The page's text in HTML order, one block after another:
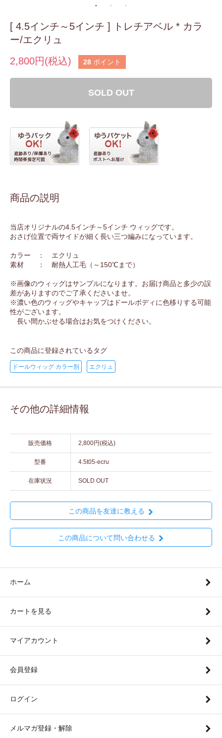
[ 4.5インチ～5インチ ] トレチアベル * カラ
ー/エクリュ
2,800円(税込)
28 ポイント
SOLD OUT
商品の説明
当店オリジナルの4.5インチ～5インチ ウィッグです。
おさげ位置で両サイドが細く長い三つ編みになっています。
カラー ： エクリュ
素材 ： 耐熱人工毛（～150℃まで）
※画像のウィッグはサンプルになります。お届け商品と多少の誤
差がありますのでご了承くださいませ。
※濃い色のウィッグやキャップはドールボディに色移りする可能
性がございます。
長い間かぶせる場合はお気をつけください。
この商品に登録されているタグ
ドールウィッグ カラー別 エクリュ
その他の詳細情報
販売価格 2,800円(税込)
型番 4.5t05-ecru
在庫状況 SOLD OUT
この商品を友達に教える
この商品について問い合わせる
ホーム
カートを見る
マイアカウント
会員登録
ログイン
メルマガ登録・解除